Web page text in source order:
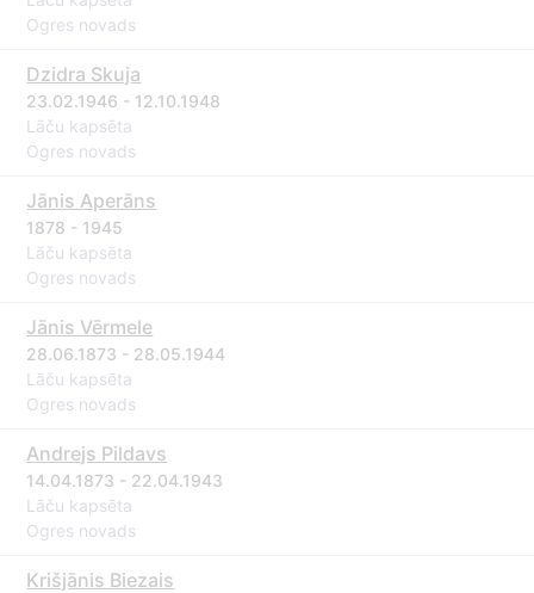
Ogres novads
Dzidra Skuja
23.02.1946 - 12.10.1948
Lāču kapsēta
Ogres novads
Jānis Aperāns
1878 - 1945
Lāču kapsēta
Ogres novads
Jānis Vērmele
28.06.1873 - 28.05.1944
Lāču kapsēta
Ogres novads
Andrejs Pildavs
14.04.1873 - 22.04.1943
Lāču kapsēta
Ogres novads
Krišjānis Biezais